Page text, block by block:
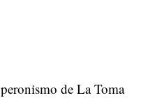
de La Toma